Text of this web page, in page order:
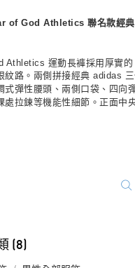
of God Athletics 聯名款經典
Athletics 運動長褲採用厚實
紋路。兩側拼接經典 adidas
式彈性腰頭、兩側口袋、四向
處拉鍊等機能性細節。正面中
(8)